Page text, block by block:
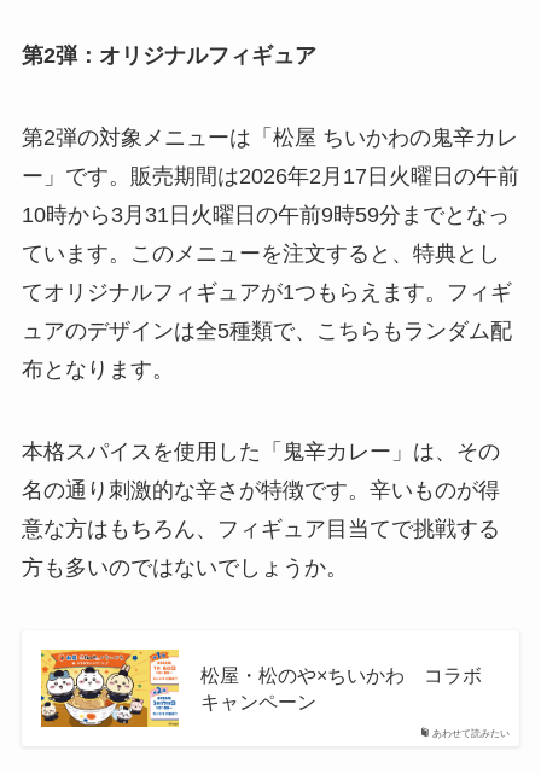
第2弾：オリジナルフィギュア
第2弾の対象メニューは「松屋 ちいかわの鬼辛カレ
ー」です。販売期間は2026年2月17日火曜日の午前
10時から3月31日火曜日の午前9時59分までとなっ
ています。このメニューを注文すると、特典とし
てオリジナルフィギュアが1つもらえます。フィギ
ュアのデザインは全5種類で、こちらもランダム配
布となります。
本格スパイスを使用した「鬼辛カレー」は、その
名の通り刺激的な辛さが特徴です。辛いものが得
意な方はもちろん、フィギュア目当てで挑戦する
方も多いのではないでしょうか。
あわせて読みたい
松屋・松のや×ちいかわ コラボ
キャンペーン